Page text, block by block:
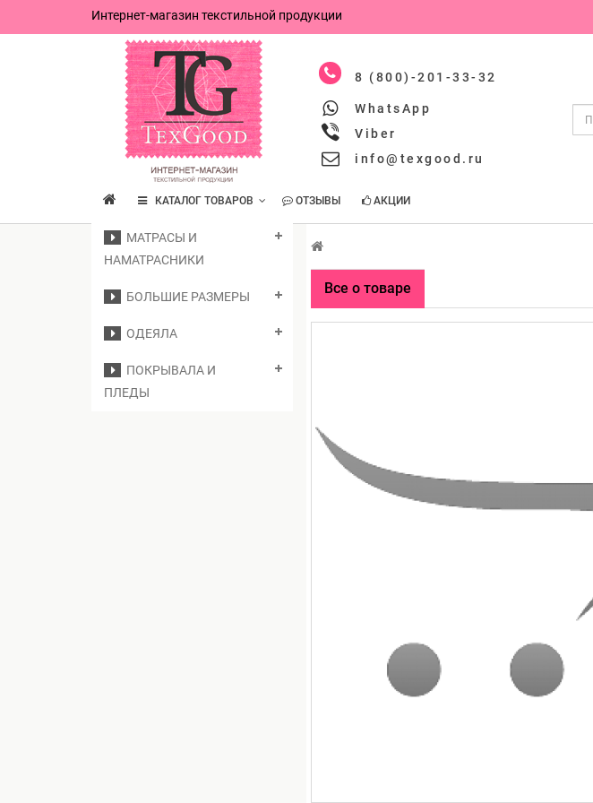
Интернет-магазин текстильной продукции
8 (800)-201-33-32
WhatsApp
Viber
info@texgood.ru
КАТАЛОГ ТОВАРОВ ОТЗЫВЫ АКЦИИ
МАТРАСЫ И
НАМАТРАСНИКИ
БОЛЬШИЕ РАЗМЕРЫ
ОДЕЯЛА
ПОКРЫВАЛА И
ПЛЕДЫ
Все о товаре